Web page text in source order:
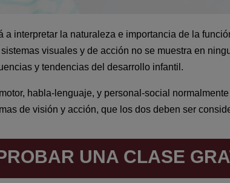
a interpretar la naturaleza e importancia de la
visuales y de acción no se muestra en
y tendencias del desarrollo infantil.
habla-lenguaje, y personal-social
de visión y acción, que los dos deben ser
UNA CLASE